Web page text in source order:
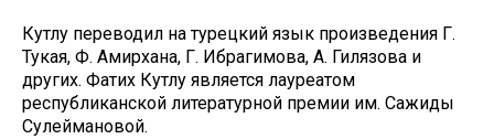
Кутлу переводил на турецкий язык произведения Г.
Тукая, Ф. Амирхана, Г. Ибрагимова, А. Гилязова и
других. Фатих Кутлу является лауреатом
республиканской литературной премии им. Сажиды
Сулеймановой.